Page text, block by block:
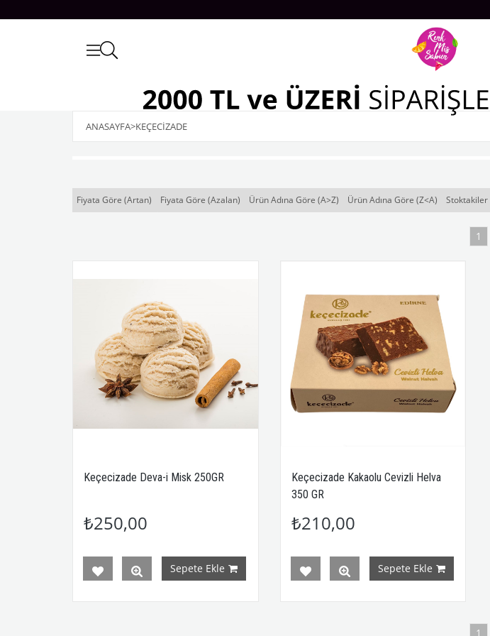
ANASAYFA>KEÇECİZADE
Fiyata Göre (Artan) Fiyata Göre (Azalan) Ürün Adına Göre (A>Z) Ürün Adına Göre (Z<A) Stoktakiler
1
Keçecizade Deva-i Misk 250GR
₺250,00
Sepete Ekle
Keçecizade Kakaolu Cevizli Helva
350 GR
₺210,00
Sepete Ekle
1